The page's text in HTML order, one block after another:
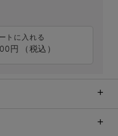
トに入れる
円 （税込）